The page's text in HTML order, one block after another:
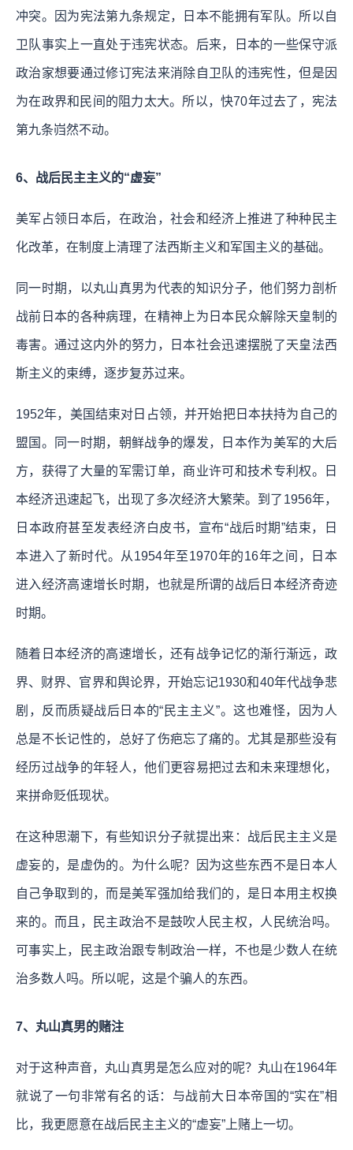
冲突。因为宪法第九条规定，日本不能拥有军队。所以自
卫队事实上一直处于违宪状态。后来，日本的一些保守派
政治家想要通过修订宪法来消除自卫队的违宪性，但是因
为在政界和民间的阻力太大。所以，快70年过去了，宪法
第九条岿然不动。
6、战后民主主义的“虚妄”
美军占领日本后，在政治，社会和经济上推进了种种民主
化改革，在制度上清理了法西斯主义和军国主义的基础。
同一时期，以丸山真男为代表的知识分子，他们努力剖析
战前日本的各种病理，在精神上为日本民众解除天皇制的
毒害。通过这内外的努力，日本社会迅速摆脱了天皇法西
斯主义的束缚，逐步复苏过来。
1952年，美国结束对日占领，并开始把日本扶持为自己的
盟国。同一时期，朝鲜战争的爆发，日本作为美军的大后
方，获得了大量的军需订单，商业许可和技术专利权。日
本经济迅速起飞，出现了多次经济大繁荣。到了1956年，
日本政府甚至发表经济白皮书，宣布“战后时期”结束，日
本进入了新时代。从1954年至1970年的16年之间，日本
进入经济高速增长时期，也就是所谓的战后日本经济奇迹
时期。
随着日本经济的高速增长，还有战争记忆的渐行渐远，政
界、财界、官界和舆论界，开始忘记1930和40年代战争悲
剧，反而质疑战后日本的“民主主义”。这也难怪，因为人
总是不长记性的，总好了伤疤忘了痛的。尤其是那些没有
经历过战争的年轻人，他们更容易把过去和未来理想化，
来拼命贬低现状。
在这种思潮下，有些知识分子就提出来：战后民主主义是
虚妄的，是虚伪的。为什么呢？因为这些东西不是日本人
自己争取到的，而是美军强加给我们的，是日本用主权换
来的。而且，民主政治不是鼓吹人民主权，人民统治吗。
可事实上，民主政治跟专制政治一样，不也是少数人在统
治多数人吗。所以呢，这是个骗人的东西。
7、丸山真男的赌注
对于这种声音，丸山真男是怎么应对的呢？丸山在1964年
就说了一句非常有名的话：与战前大日本帝国的“实在”相
比，我更愿意在战后民主主义的“虚妄”上赌上一切。